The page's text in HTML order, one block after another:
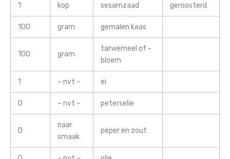
1 kop sesamzaad geroosterd
100 gram gemalen kaas
100 gram
tarwemeel of -
bloem
1 – nvt – ei
0 – nvt – peterselie
0
naar
smaak
peper en zout